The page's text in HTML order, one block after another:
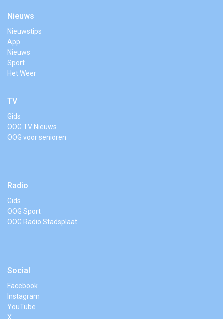
Nieuws
Nieuwstips
App
Nieuws
Sport
Het Weer
TV
Gids
OOG TV Nieuws
OOG voor senioren
Radio
Gids
OOG Sport
OOG Radio Stadsplaat
Social
Facebook
Instagram
YouTube
X